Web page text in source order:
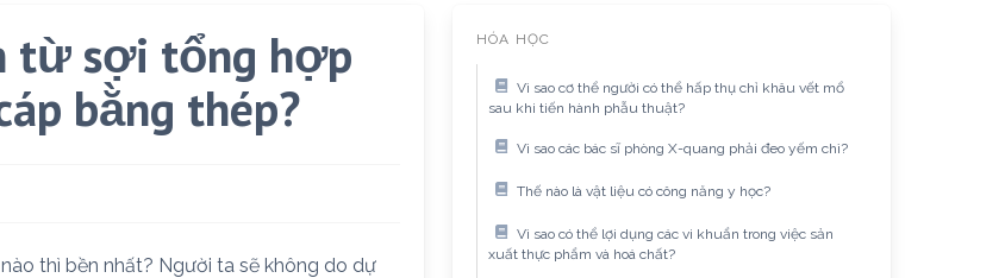
từ sợi tổng hợp
bằng thép?
thì bền nhất? Người ta sẽ không do dự
HÓA HỌC
Vì sao cơ thể người có thể hấp thụ chỉ khâu vết mổ
sau khi tiến hành phẫu thuật?
Vì sao các bác sĩ phòng X-quang phải đeo yếm chì?
Thế nào là vật liệu có công năng y học?
Vì sao có thể lợi dụng các vi khuẩn trong việc sản
xuất thực phẩm và hoá chất?